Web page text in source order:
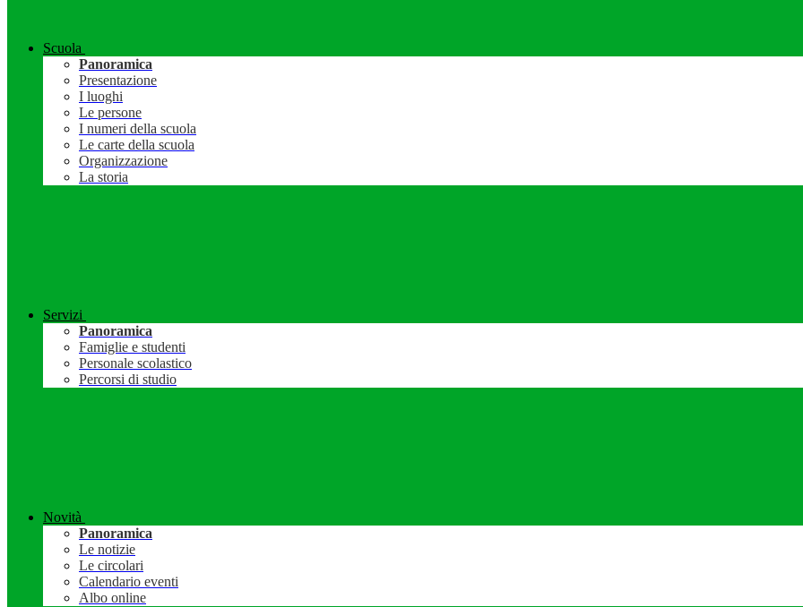
Scuola
Panoramica
Presentazione
I luoghi
Le persone
I numeri della scuola
Le carte della scuola
Organizzazione
La storia
Servizi
Panoramica
Famiglie e studenti
Personale scolastico
Percorsi di studio
Novità
Panoramica
Le notizie
Le circolari
Calendario eventi
Albo online